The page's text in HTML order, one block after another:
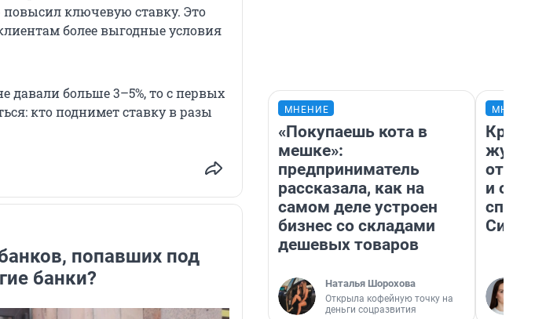
повысил ключевую ставку. Это
более выгодные условия
давали больше 3–5%, то с первых
кто поднимет ставку в разы
попавших под
банки?
МНЕНИЕ
«Покупаешь кота в
мешке»:
предприниматель
рассказала, как на
самом деле устроен
бизнес со складами
дешевых товаров
Наталья Шорохова
Открыла кофейную точку на
деньги соцразвития
и